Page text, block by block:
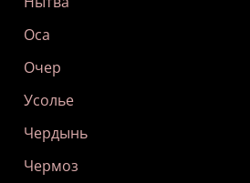
Оса
Очер
Усолье
Чердынь
Чермоз